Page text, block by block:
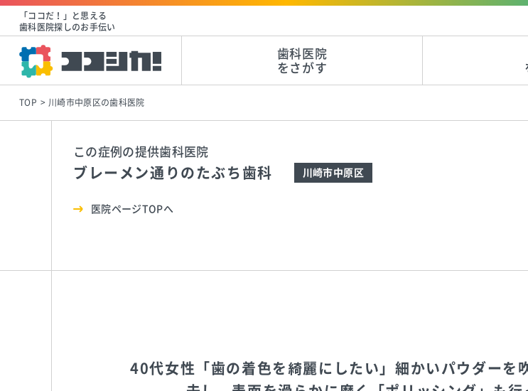
「ココだ！」と思える
歯科医院探しのお手伝い
歯科医院
をさがす
TOP 川崎市中原区の歯科医院
この症例の提供歯科医院
ブレーメン通りのたぶち歯科 川崎市中原区
医院ページTOPへ
40代女性「歯の着色を綺麗にしたい」細かいパウダーを